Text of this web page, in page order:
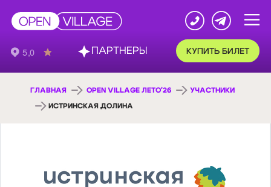
КУПИТЬ БИЛЕТ
ГЛАВНАЯ OPEN VILLAGE ЛЕТО'26 УЧАСТНИКИ
ИСТРИНСКАЯ ДОЛИНА